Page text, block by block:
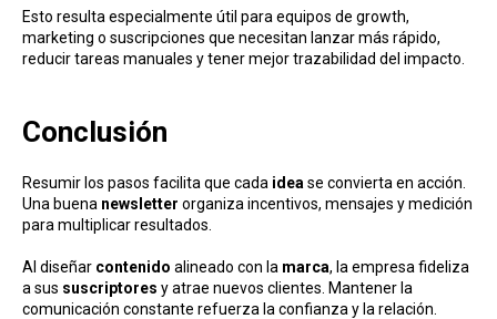
Esto resulta especialmente útil para equipos de growth,
marketing o suscripciones que necesitan lanzar más rápido,
reducir tareas manuales y tener mejor trazabilidad del impacto.
Conclusión
Resumir los pasos facilita que cada idea se convierta en acción.
Una buena newsletter organiza incentivos, mensajes y medición
para multiplicar resultados.
Al diseñar contenido alineado con la marca, la empresa fideliza
a sus suscriptores y atrae nuevos clientes. Mantener la
comunicación constante refuerza la confianza y la relación.